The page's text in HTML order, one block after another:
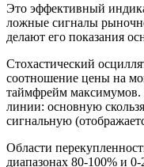
Это эффективный
ложные сигналы
делают его показания
Стохастический
соотношение цены на
таймфрейм максимумов.
линии: основную
сигнальную
Области
диапазонах 80-100% и